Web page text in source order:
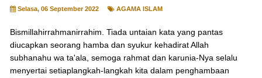
Selasa, 06 September 2022 AGAMA ISLAM
Bismillahirrahmanirrahim. Tiada untaian kata yang pantas
diucapkan seorang hamba dan syukur kehadirat Allah
subhanahu wa ta'ala, semoga rahmat dan karunia-Nya selalu
menyertai setiaplangkah-langkah kita dalam penghambaan